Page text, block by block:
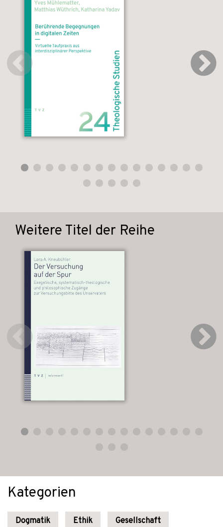
Weitere Titel der Reihe
Kategorien
Dogmatik Ethik Gesellschaft